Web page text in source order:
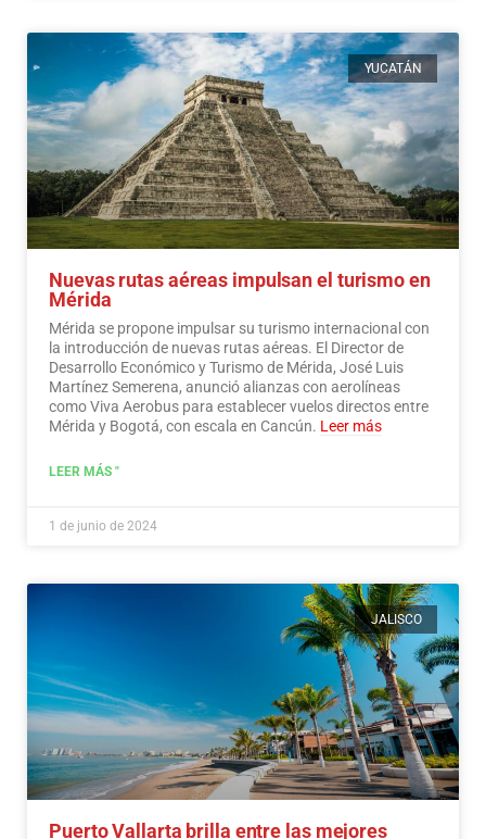
YUCATÁN
Nuevas rutas aéreas impulsan el turismo en
Mérida
Mérida se propone impulsar su turismo internacional con
la introducción de nuevas rutas aéreas. El Director de
Desarrollo Económico y Turismo de Mérida, José Luis
Martínez Semerena, anunció alianzas con aerolíneas
como Viva Aerobus para establecer vuelos directos entre
Mérida y Bogotá, con escala en Cancún. Leer más
LEER MÁS "
1 de junio de 2024
JALISCO
Puerto Vallarta brilla entre las mejores